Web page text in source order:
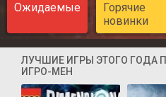
Ожидаемые
Горячие
новинки
ЛУЧШИЕ ИГРЫ ЭТОГО ГОДА
ИГРО-МЕН